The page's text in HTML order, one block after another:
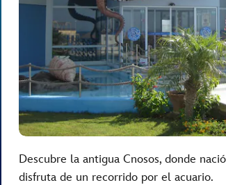
Descubre la antigua Cnosos, donde
disfruta de un recorrido por el acuario.